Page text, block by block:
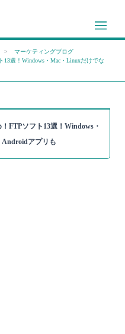
マーケティングブログ
選！Windows・Mac・Linuxだけでな
FTPソフト13選！Windows・
アプリも